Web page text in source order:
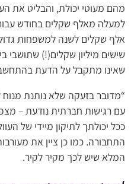
מהם מעוטי יכולת, והבליט את
אלף שקלים לשנה למשפחות
שישים מיליון שקלים(!) שתושבי
שאינו מתקבל על הדעת בהתחשב
“מדובר בזעקה שלא נותנת מנוח
עם רגישות חברתית נודעת –
ככל יכולתך לתיקון מיידי של
התחבורה. כמו כן ציין את
המלא שיש לכך מקיר לקיר.